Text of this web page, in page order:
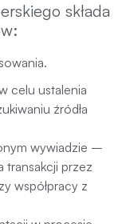
składa
celu ustalenia
źródła
wywiadzie –
transakcji przez
współpracy z